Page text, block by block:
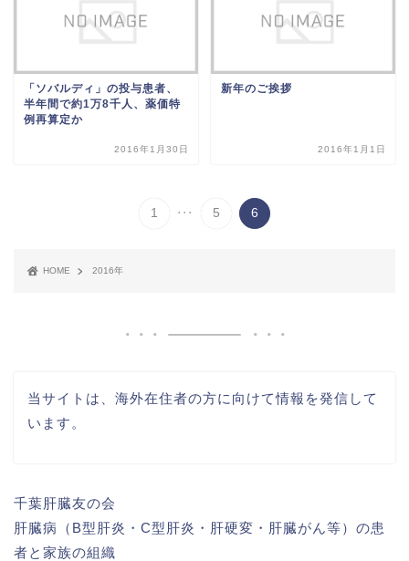
「ソバルディ」の投与患者、
半年間で約1万8千人、薬価特
例再算定か
2016年1月30日
新年のご挨拶
2016年1月1日
1 ... 5 6
HOME 2016年
当サイトは、海外在住者の方に向けて情報を発信して
います。
千葉肝臓友の会
肝臓病（B型肝炎・C型肝炎・肝硬変・肝臓がん等）の患
者と家族の組織